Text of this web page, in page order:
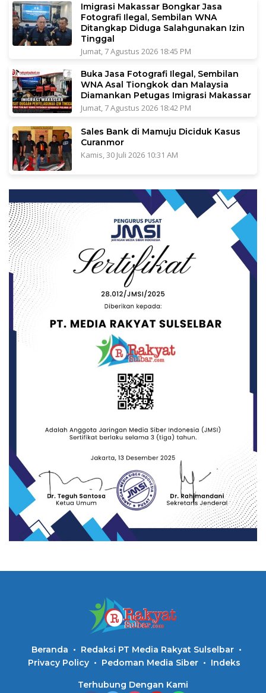
Imigrasi Makassar Bongkar Jasa
Fotografi Ilegal, Sembilan WNA
Ditangkap Diduga Salahgunakan Izin
Tinggal
Jumat, 7 Agustus 2026 18:45 PM
Buka Jasa Fotografi Ilegal, Sembilan
WNA Asal Tiongkok dan Malaysia
Diamankan Petugas Imigrasi Makassar
Jumat, 7 Agustus 2026 18:42 PM
Sales Bank di Mamuju Diciduk Kasus
Curanmor
Kamis, 30 Juli 2026 10:31 AM
Beranda
Redaksi PT Media Rakyat Sulselbar
Privacy Policy
Pedoman Media Siber Indeks
Terhubung Dengan Kami